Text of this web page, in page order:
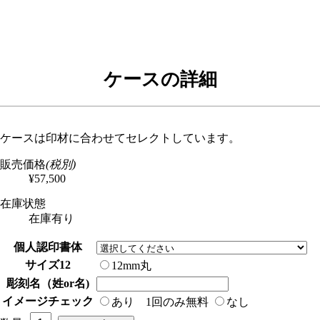
ケースの詳細
ケースは印材に合わせてセレクトしています。
販売価格(税別)
¥57,500
在庫状態
在庫有り
個人認印書体
サイズ12
12mm丸
彫刻名（姓or名)
イメージチェック
あり 1回のみ無料
なし